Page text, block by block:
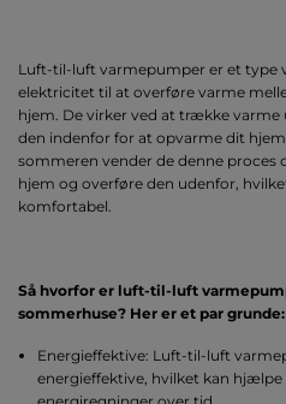
Luft-til-luft varmepumper er et type
elektricitet til at overføre varme
hjem. De virker ved at trække
den indenfor for at opvarme dit
sommeren vender de denne proces
hjem og overføre den udenfor,
komfortabel.
Så hvorfor er luft-til-luft
sommerhuse? Her er et par grunde:
Energieffektive: Luft-til-luft
energieffektive, hvilket kan